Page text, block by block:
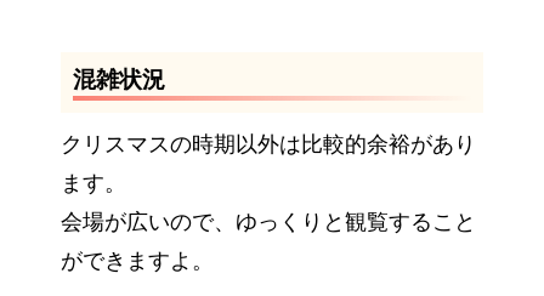
混雑状況
クリスマスの時期以外は比較的余裕があり
ます。
会場が広いので、ゆっくりと観覧すること
ができますよ。